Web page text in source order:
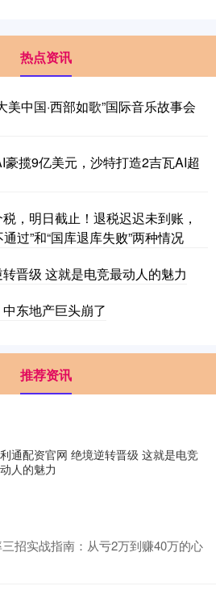
热点资讯
美中国·西部如歌”国际音乐故事会
揽9亿美元，沙特打造2吉瓦AI超
，明日截止！退税迟迟未到账，
过”和“国库退库失败”两种情况
晋级 这就是电竞最动人的魅力
东地产巨头崩了
推荐资讯
通配资官网 绝境逆转晋级 这就是电竞
人的魅力
招实战指南：从亏2万到赚40万的心